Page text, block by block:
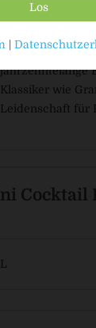
Eckes-Granini
international
jahrzehntelange
Klassiker wie
Leidenschaft für
Cocktail
Los
|